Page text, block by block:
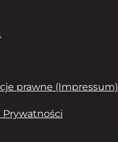
prawne (Impressum)
Prywatności